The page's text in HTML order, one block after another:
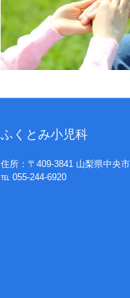
ふくとみ小児科
住所：〒409-3841 山梨県中央
℡ 055-244-6920